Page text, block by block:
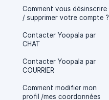
Comment vous désinscrire
/ supprimer votre compte ?
Contacter Yoopala par
CHAT
Contacter Yoopala par
COURRIER
Comment modifier mon
profil /mes coordonnées